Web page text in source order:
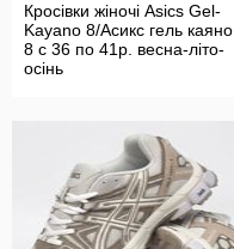
Кросівки жіночі Asics Gel-
Kayano 8/Асикс гель каяно
8 с 36 по 41р. весна-літо-
осінь